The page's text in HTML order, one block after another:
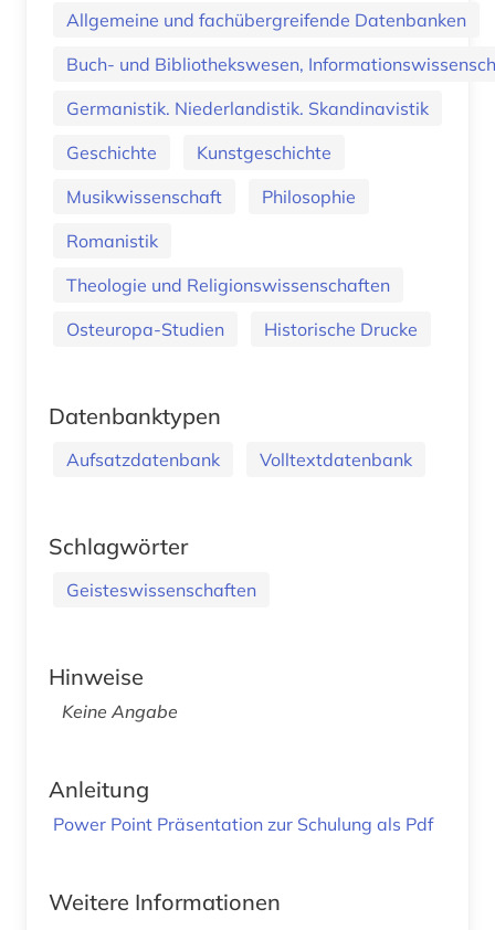
Allgemeine und fachübergreifende Datenbanken
Buch- und Bibliothekswesen,
Germanistik. Niederlandistik. Skandinavistik
Geschichte
Kunstgeschichte
Musikwissenschaft
Philosophie
Romanistik
Theologie und Religionswissenschaften
Osteuropa-Studien
Historische Drucke
Datenbanktypen
Aufsatzdatenbank Volltextdatenbank
Schlagwörter
Geisteswissenschaften
Hinweise
Keine Angabe
Anleitung
Power Point Präsentation zur Schulung als Pdf
Weitere Informationen